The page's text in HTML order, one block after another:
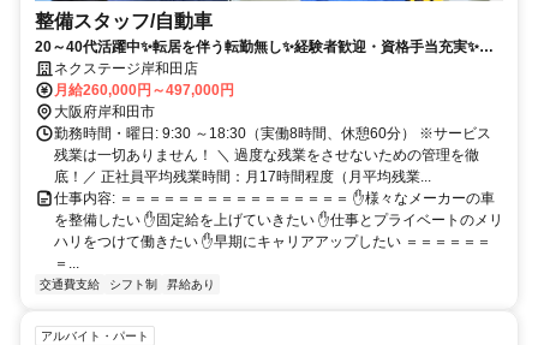
整備スタッフ/自動車
20～40代活躍中✨転居を伴う転勤無し✨経験者歓迎・資格手当充実✨固
定給で年収800万円可✨ピット内冷暖房完備✨年間休日120日+有給休暇5
日でワークライフバランスも充実❗
ネクステージ岸和田店
月給260,000円～497,000円
大阪府岸和田市
勤務時間・曜日: 9:30 ～18:30（実働8時間、休憩60分） ※サービス
残業は一切ありません！ ＼ 過度な残業をさせないための管理を徹
底！／ 正社員平均残業時間：月17時間程度（月平均残業...
仕事内容: ＝＝＝＝＝＝＝＝＝＝＝＝＝＝＝＝ ✋様々なメーカーの車
を整備したい ✋固定給を上げていきたい ✋仕事とプライベートのメリ
ハリをつけて働きたい ✋早期にキャリアアップしたい ＝＝＝＝＝＝
＝...
交通費支給 シフト制 昇給あり
アルバイト・パート